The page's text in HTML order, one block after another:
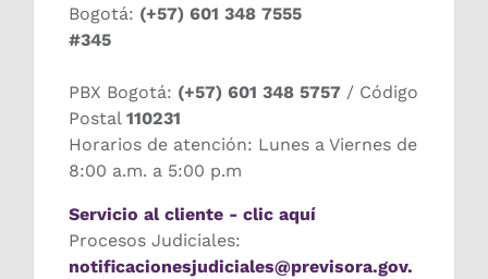
Bogotá: (+57) 601 348 7555
#345
PBX Bogotá: (+57) 601 348 5757 / Código
Postal 110231
Horarios de atención: Lunes a Viernes de
8:00 a.m. a 5:00 p.m
Servicio al cliente - clic aquí
Procesos Judiciales:
notificacionesjudiciales@previsora.gov.